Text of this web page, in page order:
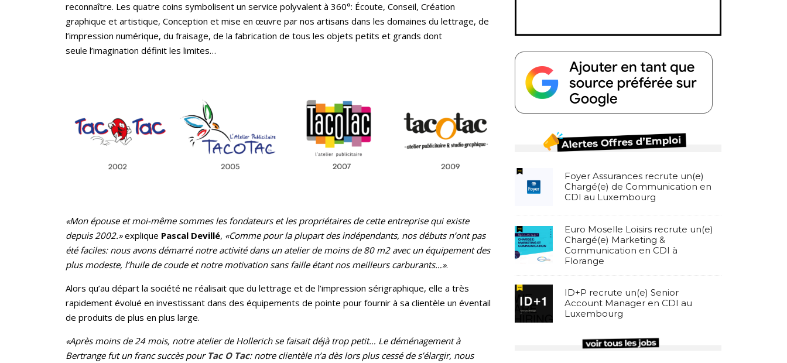
reconnaître. Les quatre coins symbolisent un service polyvalent à 360°: Écoute, Conseil, Création
graphique et artistique, Conception et mise en œuvre par nos artisans dans les domaines du lettrage, de
l’impression numérique, du fraisage, de la fabrication de tous les objets petits et grands dont
seule l’imagination définit les limites…
«Mon épouse et moi-même sommes les fondateurs et les propriétaires de cette entreprise qui existe
depuis 2002.»explique Pascal Devillé, «Comme pour la plupart des indépendants, nos débuts n’ont pas
été faciles: nous avons démarré notre activité dans un atelier de moins de 80 m2 avec un équipement des
plus modeste, l’huile de coude et notre motivation sans faille étant nos meilleurs carburants…».
Alors qu’au départ la société ne réalisait que du lettrage et de l’impression sérigraphique, elle a très
rapidement évolué en investissant dans des équipements de pointe pour fournir à sa clientèle un éventail
de produits de plus en plus large.
«Après moins de 24 mois, notre atelier de Hollerich se faisait déjà trop petit… Le déménagement à
Bertrange fut un franc succès pour Tac O Tac: notre clientèle n’a dès lors plus cessé de s’élargir, nous
Foyer Assurances recrute un(e)
Chargé(e) de Communication en
CDI au Luxembourg
Euro Moselle Loisirs recrute un(e)
Chargé(e) Marketing &
Communication en CDI à
Florange
ID+P recrute un(e) Senior
Account Manager en CDI au
Luxembourg